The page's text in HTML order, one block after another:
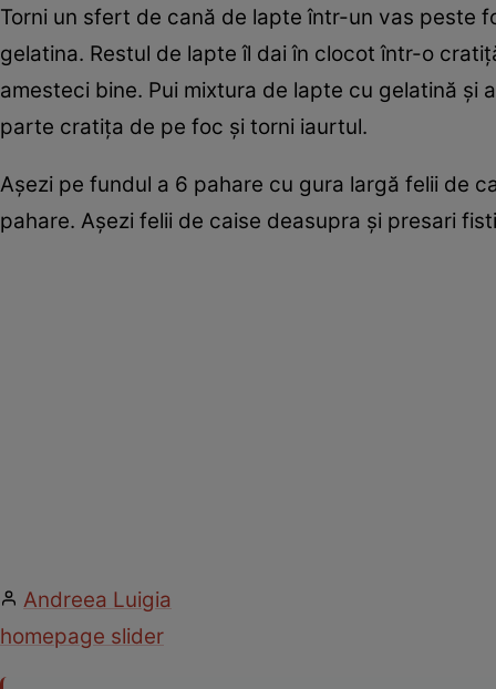
Torni un sfert de cană de lapte într-un vas peste
gelatina. Restul de lapte îl dai în clocot într-o
amesteci bine. Pui mixtura de lapte cu gelatină şi
parte cratiţa de pe foc şi torni iaurtul.
Aşezi pe fundul a 6 pahare cu gura largă felii de
pahare. Aşezi felii de caise deasupra şi presari
Andreea Luigia
homepage slider